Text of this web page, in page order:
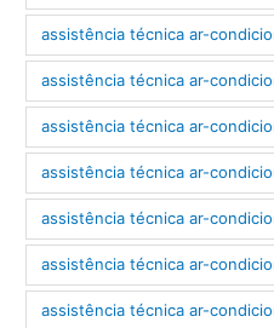
assistência técnica ar-
assistência técnica ar-
assistência técnica ar-
assistência técnica ar-
assistência técnica ar-
assistência técnica ar-
assistência técnica ar-